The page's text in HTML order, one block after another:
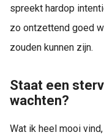
spreekt hardop
zo ontzettend goed
zouden kunnen zijn.
Staat een
wachten?
Wat ik heel mooi